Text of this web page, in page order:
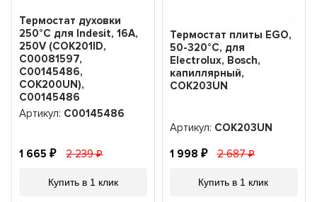
Термостат духовки
250°С для Indesit, 16A,
250V (COK201ID,
C00081597,
C00145486,
COK200UN),
C00145486
Артикул: C00145486
1 665 2 239
Купить в 1 клик
Термостат плиты EGO,
50-320°C, для
Electrolux, Bosch,
капиллярный,
COK203UN
Артикул: COK203UN
1 998 2 687
Купить в 1 клик